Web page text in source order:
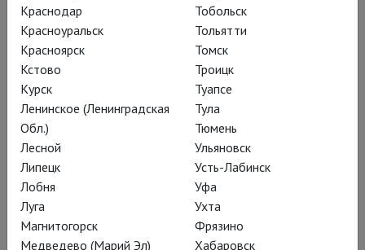
сцена на несколько секунд
оказывается в полной темноте, зал –
ярко освещенным. С такого
эффектного визуального хода
начинается спектакль; глобальная
вспышка будет разграничивать
эпизоды в течение всего действия.
На студию модного фотографа
похоже жилище Кая Леонидова (
Краснодар
Красноуральск
Красноярск
Кстово
Курск
Ленинское (Ленинградская
Обл.)
Лесной
Липецк
Лобня
Луга
Магнитогорск
Медведево (Марий Эл)
Тобольск
Тольятти
Томск
Троицк
Туапсе
Тула
Тюмень
Ульяновск
Усть-Лабинск
Уфа
Ухта
Фрязино
Хабаровск